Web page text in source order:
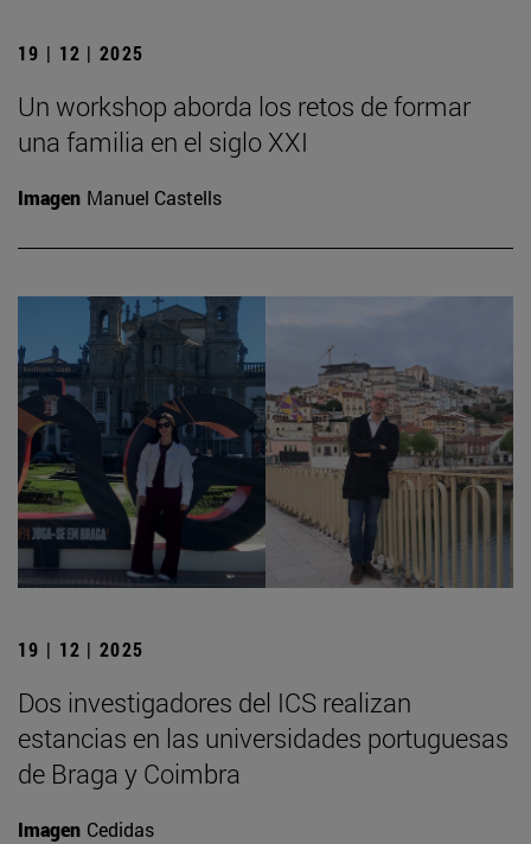
19 | 12 | 2025
Un workshop aborda los retos de formar
una familia en el siglo XXI
Imagen Manuel Castells
19 | 12 | 2025
Dos investigadores del ICS realizan
estancias en las universidades portuguesas
de Braga y Coimbra
Imagen Cedidas